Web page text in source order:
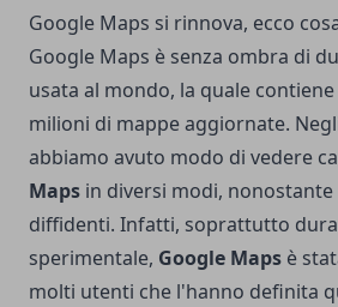
Google Maps si rinnova, ecco
Google Maps è senza ombra di
usata al mondo, la quale
milioni di mappe aggiornate.
abbiamo avuto modo di vedere
Maps in diversi modi,
diffidenti. Infatti, soprattutto
sperimentale, Google Maps è
molti utenti che l'hanno definita